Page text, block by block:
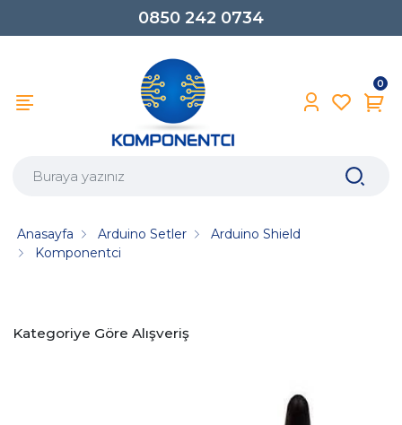
0850 242 0734
0
Anasayfa Arduino Setler
Arduino Shield
Komponentci
Kategoriye Göre Alışveriş